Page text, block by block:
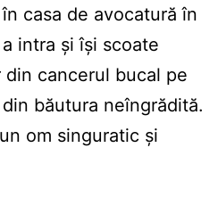
casa de avocatură în
intra și își scoate
cancerul bucal pe
băutura neîngrădită.
om singuratic și